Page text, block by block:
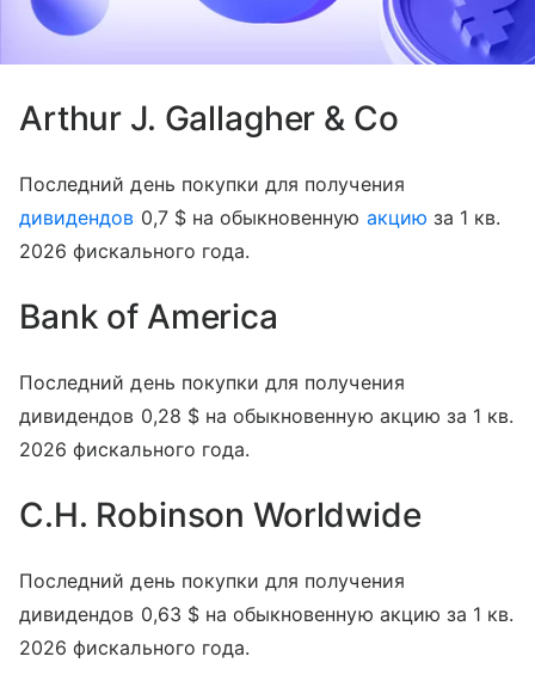
Arthur J. Gallagher & Co
Последний день покупки для получения
дивидендов 0,7 $ на обыкновенную акцию за 1 кв.
2026 фискального года.
Bank of America
Последний день покупки для получения
дивидендов 0,28 $ на обыкновенную акцию за 1 кв.
2026 фискального года.
C.H. Robinson Worldwide
Последний день покупки для получения
дивидендов 0,63 $ на обыкновенную акцию за 1 кв.
2026 фискального года.